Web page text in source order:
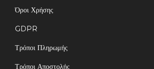
Όροι Χρήσης
GDPR
Τρόποι Πληρωμής
Τρόποι Αποστολής